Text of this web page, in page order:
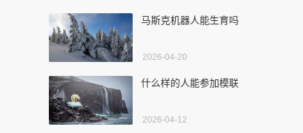
马斯克机器人能生育吗
2026-04-20
什么样的人能参加模联
2026-04-12